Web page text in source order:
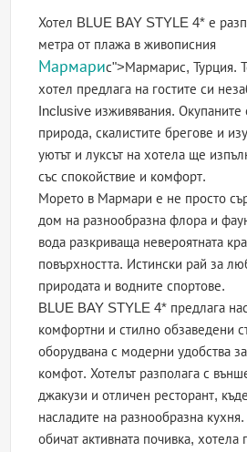
Хотел BLUE BAY STYLE 4* е
метра от плажа в живописния
Мармарис">Мармарис, Турция.
хотел предлага на гостите си
Inclusive изживявания. Окупаните
природа, скалистите брегове и
уютът и луксът на хотела ще
със спокойствие и комфорт.
Морето в Мармари е не просто
дом на разнообразна флора и
вода разкриваща невероятната
повърхността. Истински рай за
природата и водните спортове.
BLUE BAY STYLE 4* предлага
комфортни и стилно обзаведени
оборудвана с модерни удобства
комфот. Хотелът разполага с
джакузи и отличен ресторант,
насладите на разнообразна
обичат активната почивка, хотела